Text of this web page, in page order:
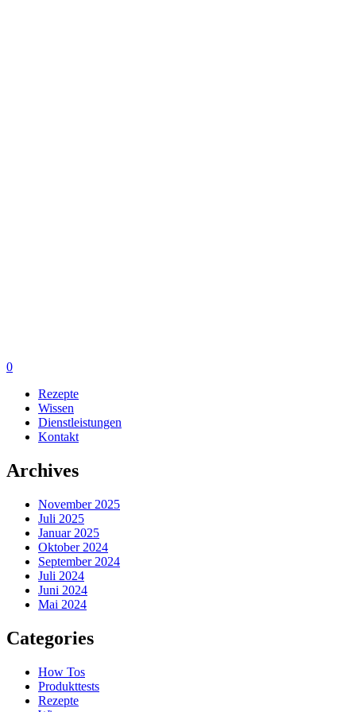
0
Rezepte
Wissen
Dienstleistungen
Kontakt
Archives
November 2025
Juli 2025
Januar 2025
Oktober 2024
September 2024
Juli 2024
Juni 2024
Mai 2024
Categories
How Tos
Produkttests
Rezepte